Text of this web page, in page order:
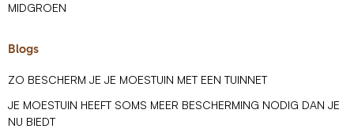
MIDGROEN
Blogs
ZO BESCHERM JE JE MOESTUIN MET EEN TUINNET
JE MOESTUIN HEEFT SOMS MEER BESCHERMING NODIG DAN JE
NU BIEDT